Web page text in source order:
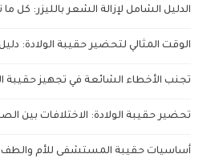
الدليل الشامل لإزالة الشعر بالليزر: كل
الوقت المثالي لتحضير حقيبة الولادة:
تجنب الأخطاء الشائعة في تجهيز حقيبة
تحضير حقيبة الولادة: الاختلافات بين
أساسيات حقيبة المستشفى للأم والطف: